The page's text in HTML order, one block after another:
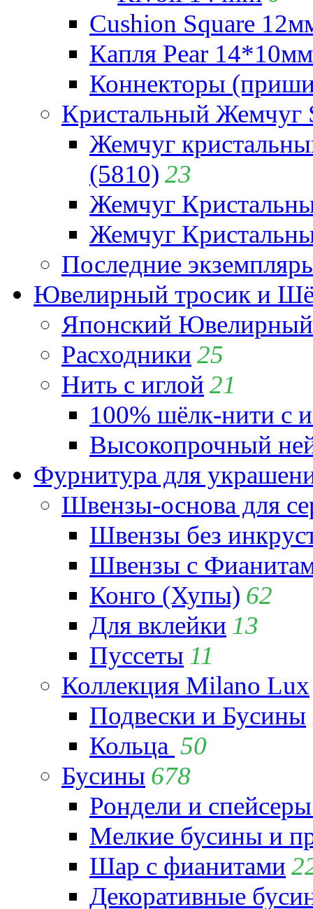
Cushion Square
Капля Pear
Коннекторы
Кристальный Жемчуг
Жемчуг
(5810) 23
Жемчуг
Жемчуг
Последние
Ювелирный тросик и
Японский
Расходники 25
Нить с иглой 21
100% шёлк-нити с
Высокопрочный
Фурнитура для
Швензы-основа для
Швензы без
Швензы с
Конго (Хупы) 62
Для вклейки 13
Пуссеты 11
Коллекция Milano Lux
Подвески и Бусины
Кольца 50
Бусины 678
Рондели и
Мелкие бусины и
Шар с фианитами
Декоративные